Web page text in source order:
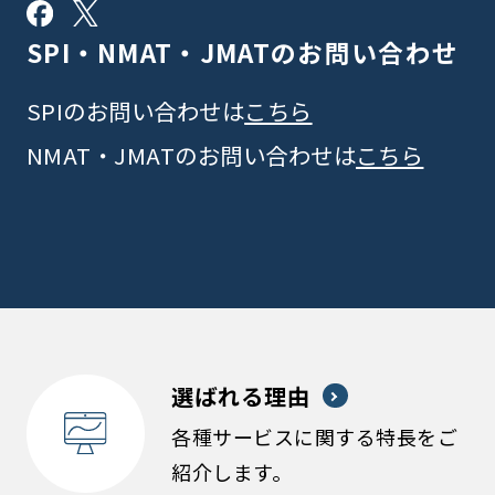
SPI・NMAT・JMATのお問い合わせ
SPIのお問い合わせはこちら
NMAT・JMATのお問い合わせはこちら
選ばれる理由
各種サービスに関する特長をご
紹介します。